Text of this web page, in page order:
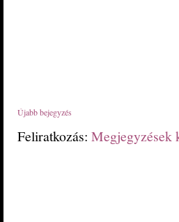
Újabb bejegyzés
Feliratkozás: Megjegyzések